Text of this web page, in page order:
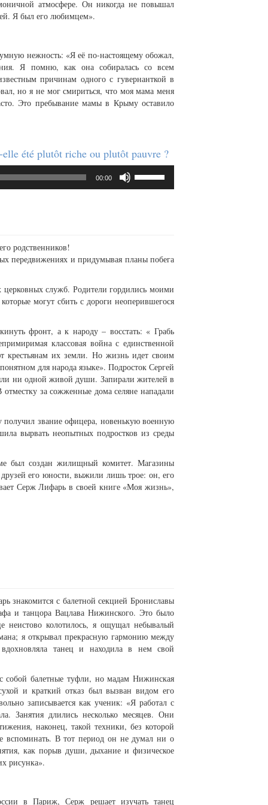
атмосфере. Он никогда не повышал
Я был его любимцем».
нежность: «Я её по-настоящему обожал,
Я помню, как она собиралась со всем
причинам одного с гувернанткой в
но я не мог смириться, что моя мама меня
Это пребывание мамы в Крыму оставило
été plutôt riche ou plutôt pauvre ?
00:00
клавиши
уменьшить
родственников!
передвижениях и придумывая планы побега
служб. Родители гордились моими
могут сбить с дороги неоперившегося
фронт, а к народу – восстать: « Грабь
классовая война с единственной
крестьянам их земли. Но жизнь идет своим
для народа языке». Подросток Сергей
ни одной живой души. Запирали жителей в
за сожженные дома селяне нападали
звание офицера, новенькую военную
вырвать неопытных подростков из среды
был создан жилищный комитет. Магазины
друзей его юности, выжили лишь трое: он, его
Серж Лифарь в своей книге «Моя жизнь»,
знакомится с балетной секцией Брониславы
и танцора Вацлава Нижинского. Это было
неистово колотилось, я ощущал небывалый
я открывал прекрасную гармонию между
танец и находила в нем свой
собой балетные туфли, но мадам Нижинская
и краткий отказ был вызван видом его
записывается как ученик: «Я работал с
Занятия длились несколько месяцев. Они
наконец, такой техники, без которой
вспоминать. В тот период он не думал ни о
как порыв души, дыхание и физическое
рисунка».
в Париж, Серж решает изучать танец